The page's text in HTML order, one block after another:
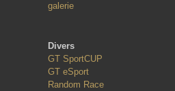
galerie
Divers
GT SportCUP
GT eSport
Random Race